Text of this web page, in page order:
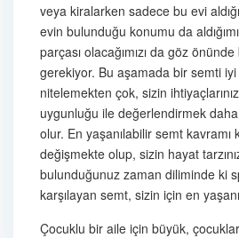
veya kiralarken sadece bu evi
evin bulunduğu konumu da
parçası olacağımızı da göz
gerekiyor. Bu aşamada bir semti
nitelemekten çok, sizin
uygunluğu ile değerlendirmek
olur. En yaşanılabilir semt kavramı
değişmekte olup, sizin hayat
bulunduğunuz zaman diliminde ki
karşılayan semt, sizin için en
Çocuklu bir aile için büyük,